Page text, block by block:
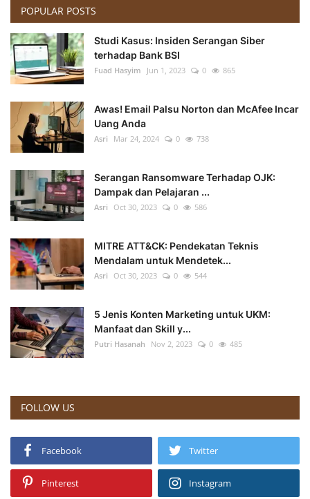
POPULAR POSTS
Studi Kasus: Insiden Serangan Siber
terhadap Bank BSI
Fuad Hasyim Jun 1, 2023 0 865
Awas! Email Palsu Norton dan McAfee Incar
Uang Anda
Asri Mar 24, 2024 0 738
Serangan Ransomware Terhadap OJK:
Dampak dan Pelajaran ...
Asri Oct 30, 2023 0 586
MITRE ATT&CK: Pendekatan Teknis
Mendalam untuk Mendetek...
Asri Oct 30, 2023 0 544
5 Jenis Konten Marketing untuk UKM:
Manfaat dan Skill y...
Putri Hasanah Nov 2, 2023 0 485
FOLLOW US
Facebook Twitter
Pinterest Instagram